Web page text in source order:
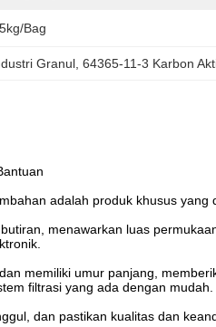
bag
Granul 64365-11-3 Karbon
adalah produk khusus
menawarkan luas
memiliki umur panjang,
filtrasi yang ada dengan mudah.
dan pastikan kualitas dan